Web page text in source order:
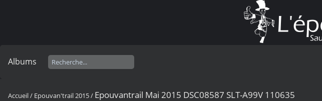
Albums
Accueil/ Epouvan'trail 2015/ Epouvantrail Mai 2015 DSC08587 SLT-A99V 110635